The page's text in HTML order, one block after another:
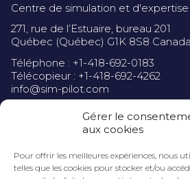
Gérer le
aux cookies
Pour offrir les meilleures expériences, nous
telles que les cookies pour stocker et/ou
Centre de simulation et
271, rue de l’Estuaire, bureau 201
Québec (Québec) G1K 8S8 Canada
Téléphone : +1-418-692-0183
Télécopieur : +1-418-692-4262
info@sim-pilot.com
Politique de confidentialité